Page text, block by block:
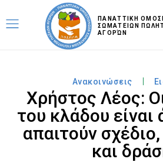
ΠΑΝΑΤΤΙΚΗ
ΣΩΜΑΤΕΙΩΝ
ΑΓΟΡΏΝ
Ανακοινώσεις
Χρήστος Λέος:
του κλάδου είναι
απαιτούν
και